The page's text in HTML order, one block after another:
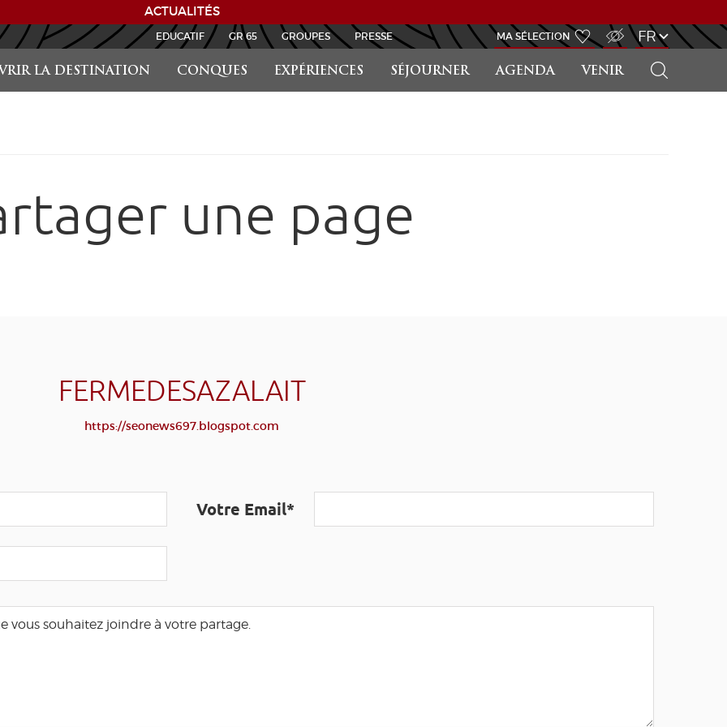
ACTUALITÉS
LA DESTINATION CONQUES EXPÉRIENCES SÉJOURNER AGENDA VENIR
EDUCATIF GR 65 GROUPES PRESSE MA SÉLECTION FR
une page
FERMEDESAZALAIT
https://seonews697.blogspot.com
Votre Email*